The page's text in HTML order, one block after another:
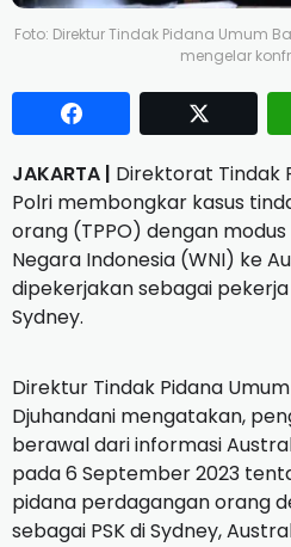
Foto: Direktur Tindak Pidana Umum
mengelar
JAKARTA | Direktorat Tindak
Polri membongkar kasus
orang (TPPO) dengan
Negara Indonesia (WNI) ke
dipekerjakan sebagai
Sydney.
Direktur Tindak Pidana
Djuhandani mengatakan,
berawal dari informasi
pada 6 September 2023
pidana perdagangan orang
sebagai PSK di Sydney,